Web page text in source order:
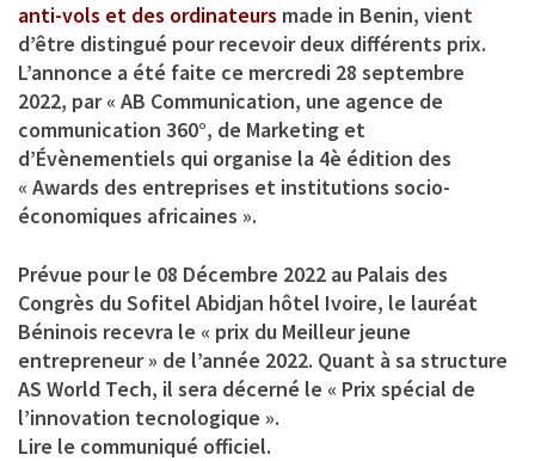
anti-vols et des ordinateurs made in Benin, vient
d’être distingué pour recevoir deux différents prix.
L’annonce a été faite ce mercredi 28 septembre
2022, par « AB Communication, une agence de
communication 360°, de Marketing et
d’Évènementiels qui organise la 4è édition des
« Awards des entreprises et institutions socio-
économiques africaines ».
Prévue pour le 08 Décembre 2022 au Palais des
Congrès du Sofitel Abidjan hôtel Ivoire, le lauréat
Béninois recevra le « prix du Meilleur jeune
entrepreneur » de l’année 2022. Quant à sa structure
AS World Tech, il sera décerné le « Prix spécial de
l’innovation tecnologique ».
Lire le communiqué officiel.